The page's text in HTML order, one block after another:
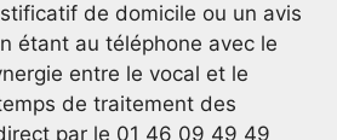
de domicile ou un avis
étant au téléphone avec le
entre le vocal et le
de traitement des
par le 01 46 09 49 49